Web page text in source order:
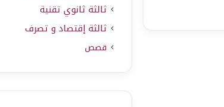
ثالثة ثانوي تقنية
ثالثة إقتصاد و تصرف
قصص